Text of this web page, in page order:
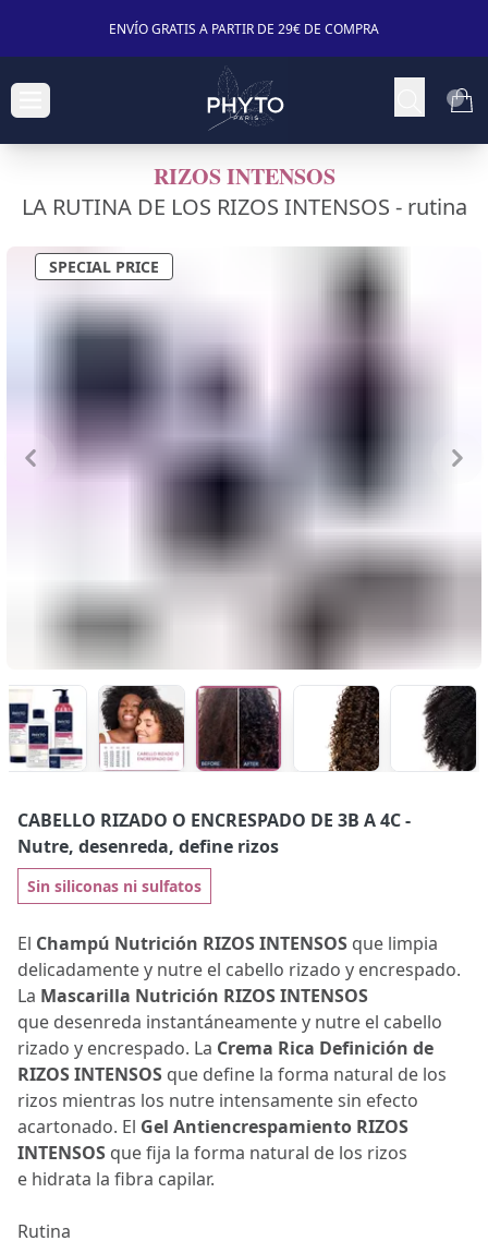
ENVÍO GRATIS A PARTIR DE 29€ DE COMPRA
RIZOS INTENSOS
LA RUTINA DE LOS RIZOS INTENSOS - rutina
SPECIAL PRICE
CABELLO RIZADO O ENCRESPADO DE 3B A 4C-
Nutre, desenreda, define rizos
Sin siliconas ni sulfatos
El Champú Nutrición RIZOS INTENSOS que limpia
delicadamente y nutre el cabello rizado y encrespado.
La Mascarilla Nutrición RIZOS INTENSOS
que desenreda instantáneamente y nutre el cabello
rizado y encrespado. La Crema Rica Definición de
RIZOS INTENSOS que define la forma natural de los
rizos mientras los nutre intensamente sin efecto
acartonado. El Gel Antiencrespamiento RIZOS
INTENSOS que fija la forma natural de los rizos
e hidrata la fibra capilar.
Rutina